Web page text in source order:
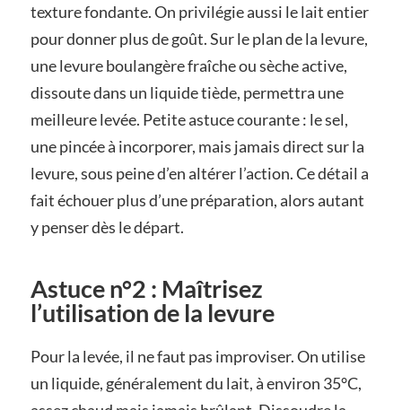
texture fondante. On privilégie aussi le lait entier
pour donner plus de goût. Sur le plan de la levure,
une levure boulangère fraîche ou sèche active,
dissoute dans un liquide tiède, permettra une
meilleure levée. Petite astuce courante : le sel,
une pincée à incorporer, mais jamais direct sur la
levure, sous peine d’en altérer l’action. Ce détail a
fait échouer plus d’une préparation, alors autant
y penser dès le départ.
Astuce n°2 : Maîtrisez
l’utilisation de la levure
Pour la levée, il ne faut pas improviser. On utilise
un liquide, généralement du lait, à environ 35°C,